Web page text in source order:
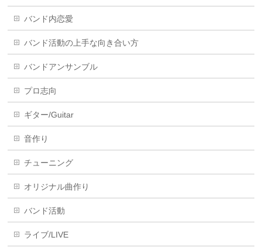
バンド内恋愛
バンド活動の上手な向き合い方
バンドアンサンブル
プロ志向
ギター/Guitar
音作り
チューニング
オリジナル曲作り
バンド活動
ライブ/LIVE